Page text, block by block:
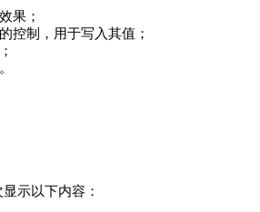
果；
控制，用于写入其值；
示以下内容：